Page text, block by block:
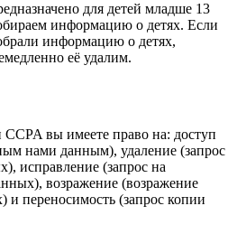
для детей младше 13
информацию о детях. Если
информацию о детях,
её удалим.
вы имеете право на: доступ
нами данным), удаление (запрос
исправление (запрос на
возражение (возражение
и переносимость (запрос копии